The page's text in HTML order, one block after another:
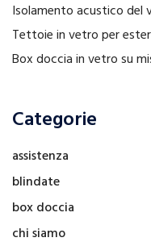
Isolamento acustico del
Tettoie in vetro per
Box doccia in vetro su
Categorie
assistenza
blindate
box doccia
chi siamo